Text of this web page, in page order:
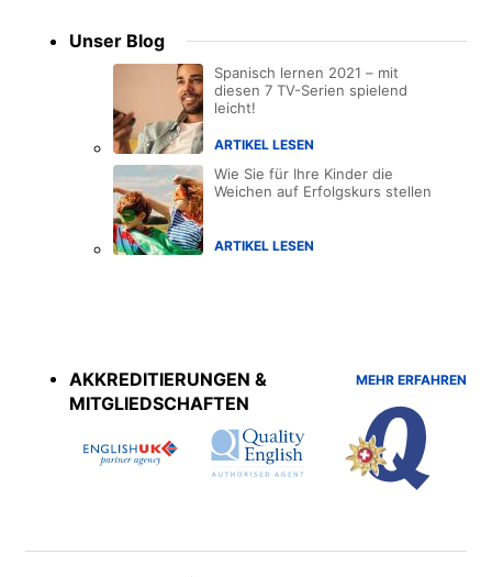
Unser Blog
Spanisch lernen 2021 – mit
diesen 7 TV-Serien spielend
leicht!
ARTIKEL LESEN
Wie Sie für Ihre Kinder die
Weichen auf Erfolgskurs stellen
ARTIKEL LESEN
AKKREDITIERUNGEN &
MITGLIEDSCHAFTEN
MEHR ERFAHREN